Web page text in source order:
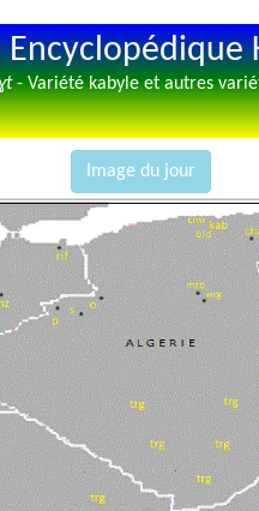
- Variété kabyle et autres